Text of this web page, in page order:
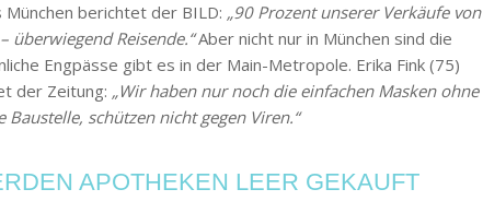
berichtet der BILD: „90 Prozent unserer Verkäufe von
überwiegend Reisende.“Aber nicht nur in München sind die
Engpässe gibt es in der Main-Metropole. Erika Fink (75)
der Zeitung: „Wir haben nur noch die einfachen Masken ohne
schützen nicht gegen Viren.“
APOTHEKEN LEER GEKAUFT